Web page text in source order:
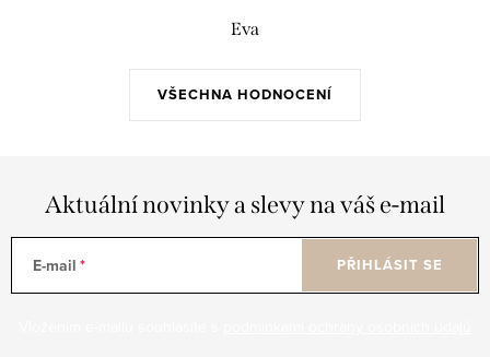
VŠECHNA HODNOCENÍ
Eva
Aktuální novinky a slevy na váš e-mail
E-mail PŘIHLÁSIT SE